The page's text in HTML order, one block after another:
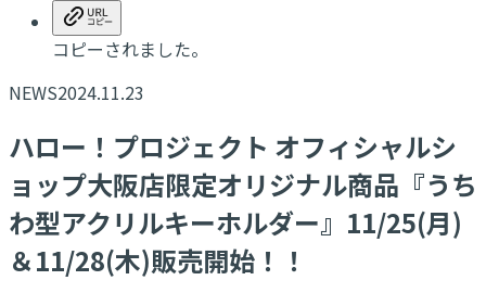
コピーされました。
NEWS2024.11.23
ハロー！プロジェクト オフィシャルシ
ョップ大阪店限定オリジナル商品『うち
わ型アクリルキーホルダー』11/25(月)
＆11/28(木)販売開始！！